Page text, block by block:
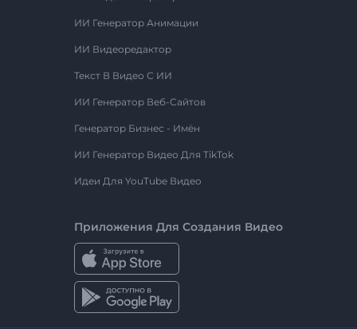
ИИ Генератор Анимации
ИИ Видеоредактор
Текст В Видео С ИИ
ИИ Генератор Веб-Сайтов
Генератор Бизнес - Имён
ИИ Генератор Видео Для TikTok
Идеи Для YouTube Видео
Приложения Для Создания Видео